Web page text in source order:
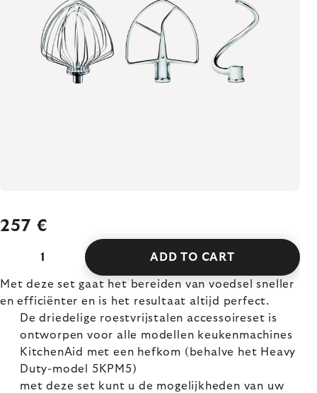
257 €
ADD TO CART
Met deze set gaat het bereiden van voedsel sneller
en efficiënter en is het resultaat altijd perfect.
De driedelige roestvrijstalen accessoireset is
ontworpen voor alle modellen keukenmachines
KitchenAid met een hefkom (behalve het Heavy
Duty-model 5KPM5)
met deze set kunt u de mogelijkheden van uw